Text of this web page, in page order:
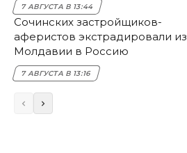
7 АВГУСТА В 13:44
Сочинских застройщиков-
аферистов экстрадировали из
Молдавии в Россию
7 АВГУСТА В 13:16